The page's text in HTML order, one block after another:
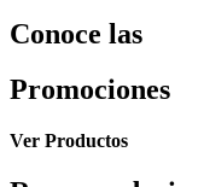
Conoce las
Promociones
Ver Productos